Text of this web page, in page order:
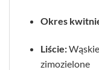
Okres
Liście:
zimozielone